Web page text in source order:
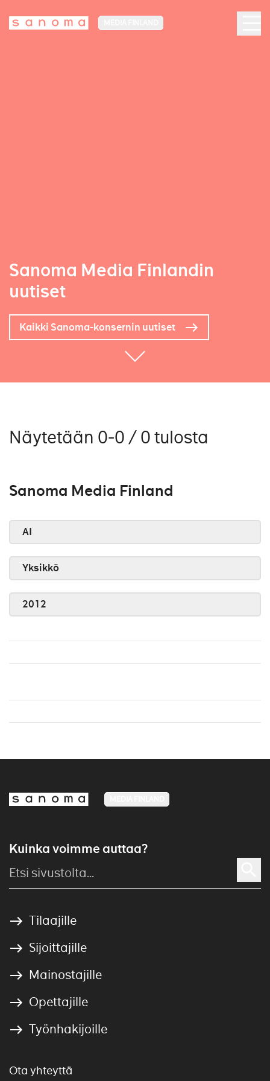
Sanoma Media Finlandin
uutiset
Kaikki Sanoma-konsernin uutiset
Näytetään 0-0 / 0 tulosta
Sanoma Media Finland
AI
Yksikkö
2012
Kuinka voimme auttaa?
Tilaajille
Sijoittajille
Mainostajille
Opettajille
Työnhakijoille
Ota yhteyttä